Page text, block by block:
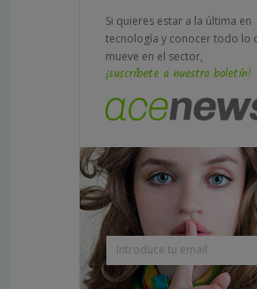
Si quieres estar a la última en
tecnología y conocer todo lo
mueve en el sector,
¡suscríbete a nuestro boletín!